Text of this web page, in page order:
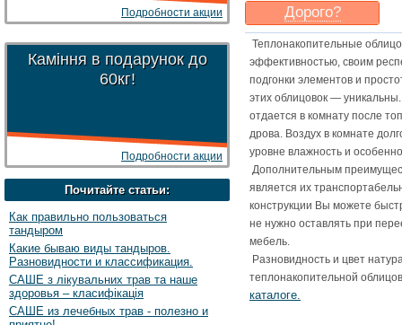
Подробности акции
Каміння в подарунок до
60кг!
Подробности акции
Почитайте статьи:
Как правильно пользоваться
тандыром
Какие бываю виды тандыров.
Разновидности и классификация.
САШЕ з лікувальних трав та наше
здоровья – класифікація
САШЕ из лечебных трав - полезно и
Дорого?
Какая ценамогла бы
Васустроить?
Указать цену
Теплонакопительные
эффективностью, своим
подгонки элементов и
этих облицовок —
отдается в комнату после
дрова. Воздух в комнате
уровне влажность и
Дополнительным
является их
конструкции Вы можете
не нужно оставлять при
мебель.
Разновидность и цвет
теплонакопительной
каталоге.